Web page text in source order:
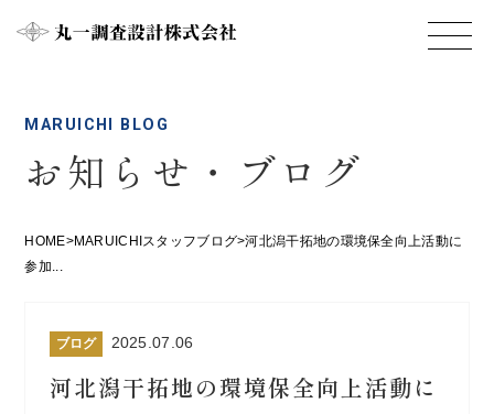
MARUICHI BLOG
お知らせ・ブログ
HOME>MARUICHIスタッフブログ>河北潟干拓地の環境保全向上活動に
参加...
ブログ 2025.07.06
河北潟干拓地の環境保全向上活動に